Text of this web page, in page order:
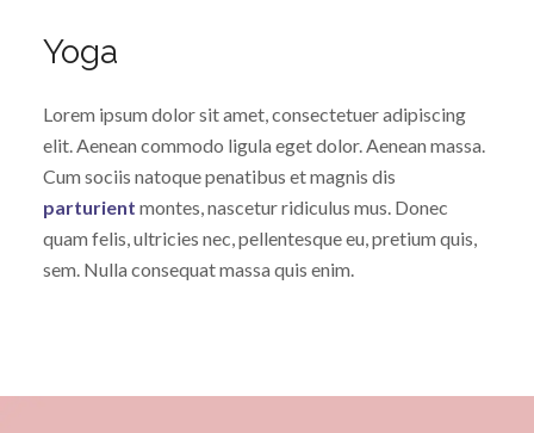
Yoga
Lorem ipsum dolor sit amet, consectetuer adipiscing
elit. Aenean commodo ligula eget dolor. Aenean massa.
Cum sociis natoque penatibus et magnis dis
parturient montes, nascetur ridiculus mus. Donec
quam felis, ultricies nec, pellentesque eu, pretium quis,
sem. Nulla consequat massa quis enim.